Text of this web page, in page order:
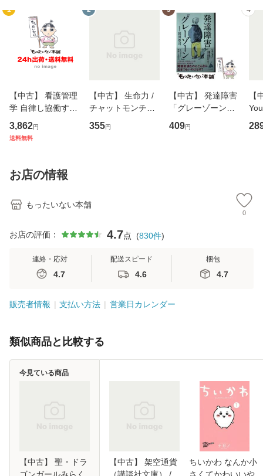
1
【中古】 看護管理
学 自律し協働する
専門職の看護マネ
ジメントスキル 改
恵 藤本幸三 / 南江
堂 [単行
3,862円
送料無料
2
【中古】 生命力 /
チャットモンチー /
キューンレコード
[CD]【メール便送
355円
3
【中古】 発達障害
「グレーゾーン」
その正しい理解と
克服法 (SB新書 57
409円
4
【
のが
お店の情報
もったいない本舗
0
お店の評価： 4.7点 (830件)
連絡・応対
4.7
配送スピード
4.6
梱包
4.7
販売者情報 支払い方法 営業日カレンダー
類似商品と比較する
【中古】 聖・ドラ
今見ている商品
【中古】 架空通貨
ちいかわ なんか小